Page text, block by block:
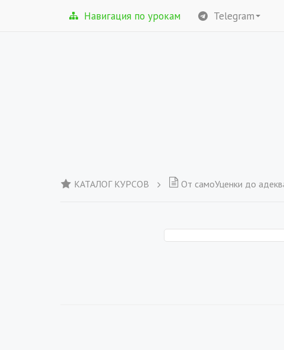
Навигация по урокам Telegram
КАТАЛОГ КУРСОВ От самоУценки до адекватной